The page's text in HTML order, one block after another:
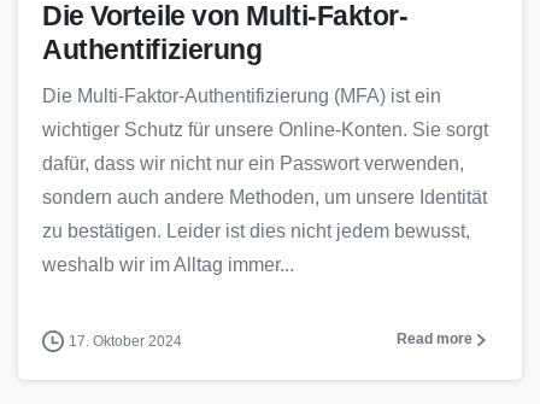
Die Vorteile von Multi-Faktor-
Authentifizierung
Die Multi-Faktor-Authentifizierung (MFA) ist ein
wichtiger Schutz für unsere Online-Konten. Sie sorgt
dafür, dass wir nicht nur ein Passwort verwenden,
sondern auch andere Methoden, um unsere Identität
zu bestätigen. Leider ist dies nicht jedem bewusst,
weshalb wir im Alltag immer...
17. Oktober 2024 Read more